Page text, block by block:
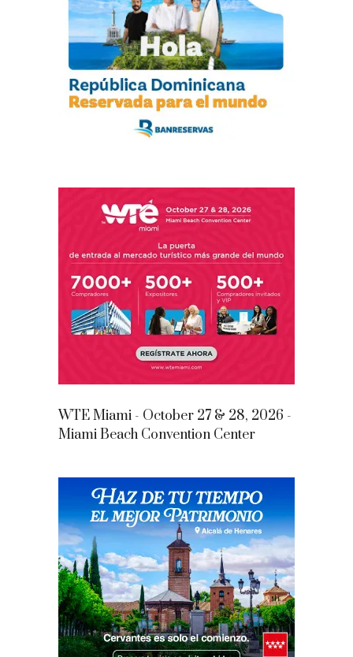
WTE Miami - October 27 & 28, 2026 -
Miami Beach Convention Center